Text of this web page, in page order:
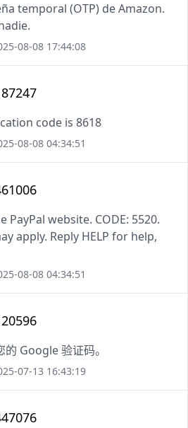
temporal (OTP) de Amazon.
08-08 17:44:08
code is 8618
08-08 04:34:51
website. CODE: 5520.
apply. Reply HELP for help,
08-08 04:34:51
Google 验证码。
07-13 16:43:19